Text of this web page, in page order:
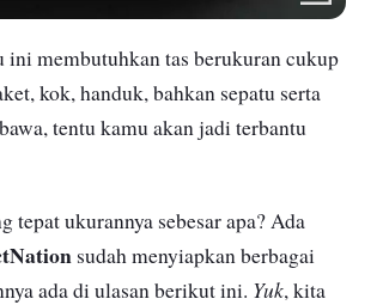
ini membutuhkan tas berukuran cukup
kok, handuk, bahkan sepatu serta
tentu kamu akan jadi terbantu
tepat ukurannya sebesar apa? Ada
sudah menyiapkan berbagai
ada di ulasan berikut ini. Yuk, kita